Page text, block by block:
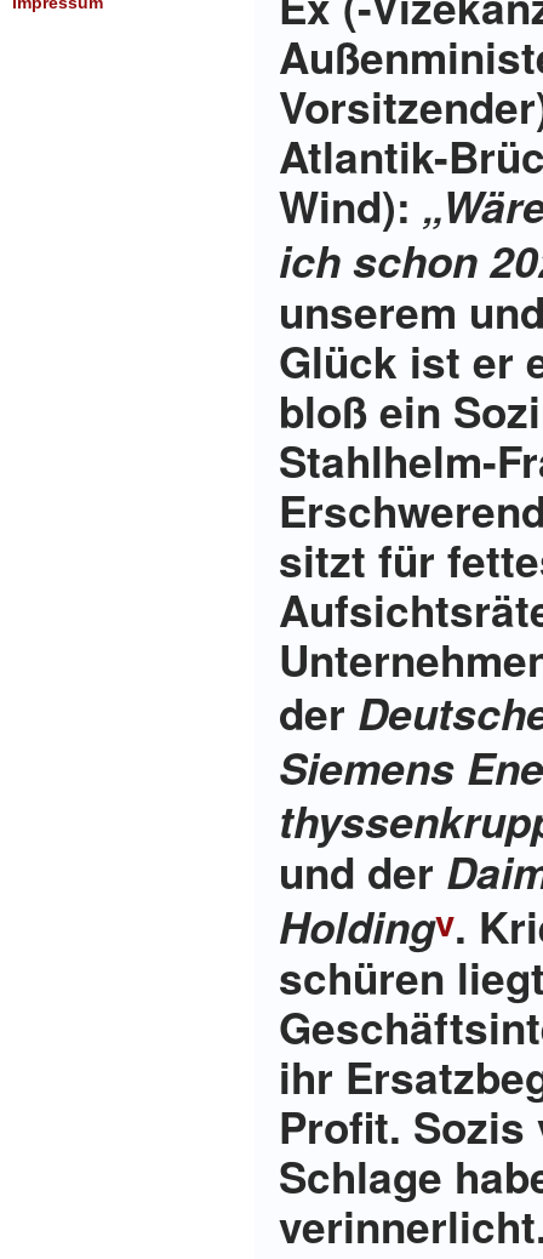
Atlantik-
Wind):
ich schon
unserem
Glück ist er
bloß ein
Stahlhelm-
sitzt für
der
Siemens
und der
Holdingv.
schüren
ihr
Profit. Sozis
Schlage